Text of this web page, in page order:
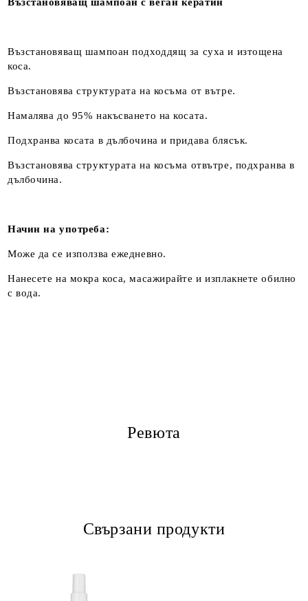
Възстановяващ шампоан подходдящ за суха и изтощена
коса.
Възстановява структурата на косъма от вътре.
Намалява до 95% накъсването на косата.
Подхранва косата в дълбочина и придава блясък.
Възстановява структурата на косъма отвътре, подхранва в
дълбочина.
Начин на употреба:
Може да се използва ежедневно.
Нанесете на мокра коса, масажирайте и изплакнете обилно
с вода.
Ревюта
Свързани продукти